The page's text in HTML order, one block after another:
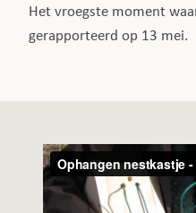
Het vroegste moment
gerapporteerd op 13 mei.